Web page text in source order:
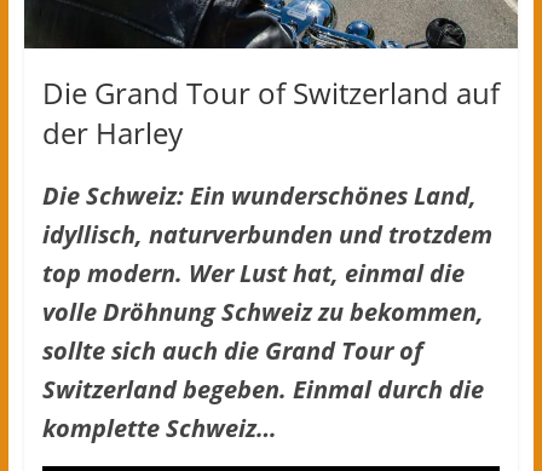
Die Grand Tour of Switzerland auf
der Harley
Die Schweiz: Ein wunderschönes Land,
idyllisch, naturverbunden und trotzdem
top modern. Wer Lust hat, einmal die
volle Dröhnung Schweiz zu bekommen,
sollte sich auch die Grand Tourof
Switzerlandbegeben. Einmal durch die
komplette Schweiz…